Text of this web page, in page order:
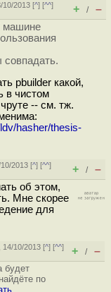
10/2013 [^] [^^]
+ / –
машине
совпадать.
pbuilder какой,
в чистом
-- см. тж.
hasher/thesis-
2013 [^] [^^]
+ / –
об этом,
Мне скорее
для
14/10/2013 [^] [^^]
+ / –
будет
по